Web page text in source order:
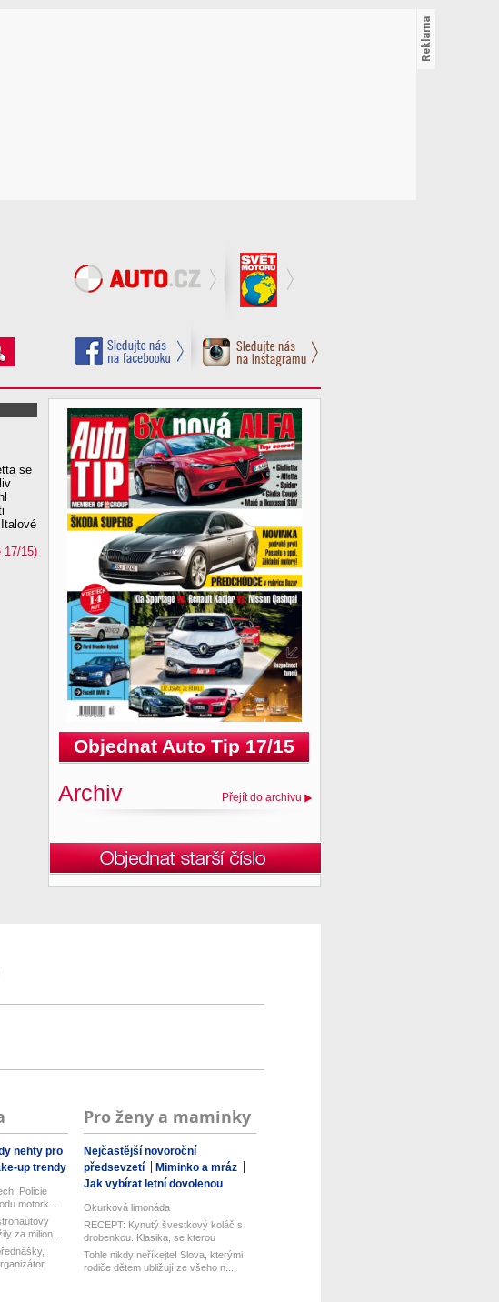
se
15)
Objednat Auto Tip 17/15
Archiv Přejít do archivu
nehty pro
up trendy
Policie
motork...
za milion...
Pro ženy a maminky
Nejčastější novoroční
předsevzetí
Miminko a mráz
Jak vybírat letní dovolenou
Okurková limonáda
RECEPT: Kynutý švestkový koláč s
drobenkou. Klasika, se kterou
zaboduj...
Tohle nikdy neříkejte! Slova, kterými
rodiče dětem ubližují ze všeho n...